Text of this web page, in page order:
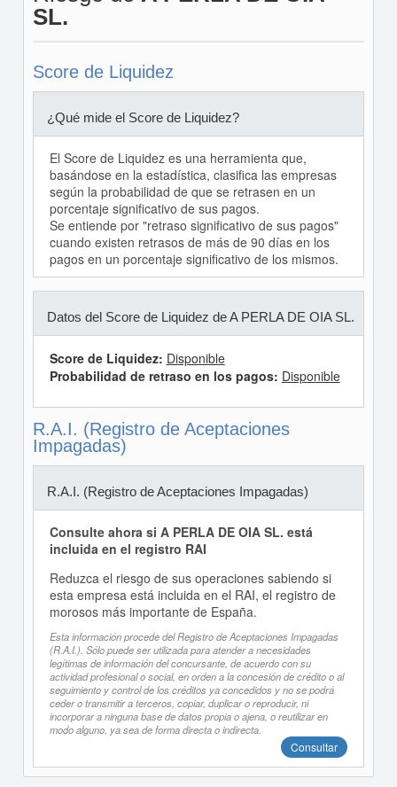
SL.
Score de Liquidez
¿Qué mide el Score de Liquidez?
El Score de Liquidez es una herramienta que,
basándose en la estadística, clasifica las empresas
según la probabilidad de que se retrasen en un
porcentaje significativo de sus pagos.
Se entiende por "retraso significativo de sus pagos"
cuando existen retrasos de más de 90 días en los
pagos en un porcentaje significativo de los mismos.
Datos del Score de Liquidez de A PERLA DE OIA SL.
Score de Liquidez: Disponible
Probabilidad de retraso en los pagos: Disponible
R.A.I. (Registro de Aceptaciones
Impagadas)
R.A.I. (Registro de Aceptaciones Impagadas)
Consulte ahora si A PERLA DE OIA SL. está
incluida en el registro RAI
Reduzca el riesgo de sus operaciones sabiendo si
esta empresa está incluida en el RAI, el registro de
morosos más importante de España.
Esta información procede del Registro de Aceptaciones Impagadas
(R.A.I.). Sólo puede ser utilizada para atender a necesidades
legítimas de información del concursante, de acuerdo con su
actividad profesional o social, en orden a la concesión de crédito o al
seguimiento y control de los créditos ya concedidos y no se podrá
ceder o transmitir a terceros, copiar, duplicar o reproducir, ni
incorporar a ninguna base de datos propia o ajena, o reutilizar en
modo alguno, ya sea de forma directa o indirecta.
Consultar